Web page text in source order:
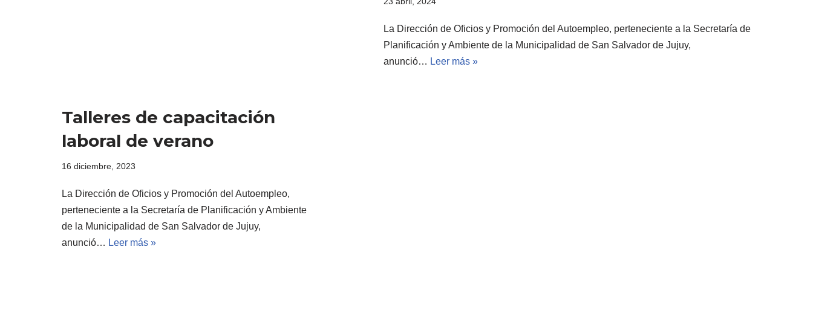
La Dirección de Oficios y Promoción del Autoempleo, perteneciente a la Secretaría de
Planificación y Ambiente de la Municipalidad de San Salvador de Jujuy,
anunció… Leer más »
Talleres de capacitación
laboral de verano
16 diciembre, 2023
La Dirección de Oficios y Promoción del Autoempleo,
perteneciente a la Secretaría de Planificación y Ambiente
de la Municipalidad de San Salvador de Jujuy,
anunció… Leer más »